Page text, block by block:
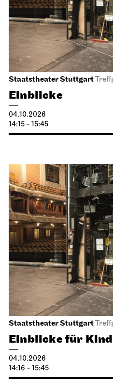
Staatstheater Stuttgart
Einblicke
04.10.2026
14:15 - 15:45
Staatstheater Stuttgart
Einblicke für
04.10.2026
14:16 - 15:45